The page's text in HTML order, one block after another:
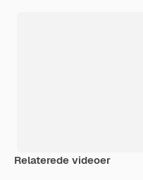
Relaterede videoer